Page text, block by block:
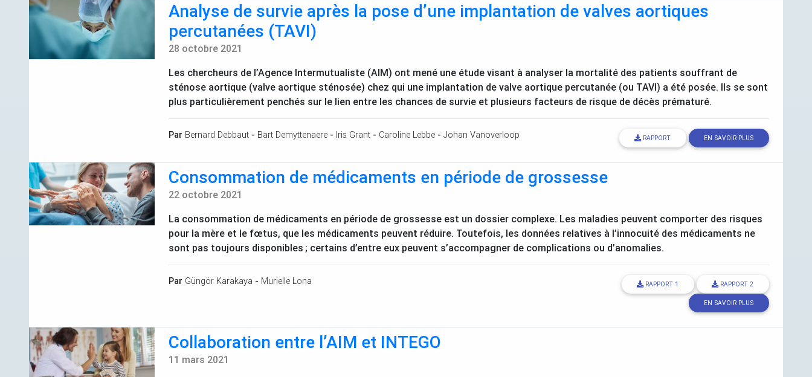
Analyse de survie après la pose d’une implantation de valves aortiques
percutanées (TAVI)
28 octobre 2021
Les chercheurs de l’Agence Intermutualiste (AIM) ont mené une étude visant à analyser la mortalité des patients souffrant de
sténose aortique (valve aortique sténosée) chez qui une implantation de valve aortique percutanée (ou TAVI) a été posée. Ils se sont
plus particulièrement penchés sur le lien entre les chances de survie et plusieurs facteurs de risque de décès prématuré.
Par Bernard Debbaut - Bart Demyttenaere - Iris Grant - Caroline Lebbe - Johan Vanoverloop RAPPORT EN SAVOIR PLUS
Consommation de médicaments en période de grossesse
22 octobre 2021
La consommation de médicaments en période de grossesse est un dossier complexe. Les maladies peuvent comporter des risques
pour la mère et le fœtus, que les médicaments peuvent réduire. Toutefois, les données relatives à l’innocuité des médicaments ne
sont pas toujours disponibles ; certains d’entre eux peuvent s’accompagner de complications ou d’anomalies.
Par Güngör Karakaya - Murielle Lona RAPPORT 1 RAPPORT 2
EN SAVOIR PLUS
Collaboration entre l’AIM et INTEGO
11 mars 2021